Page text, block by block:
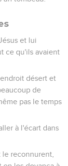
et lui
ce qu'ils avaient
désert et
de
pas le temps
à l'écart dans
reconnurent,